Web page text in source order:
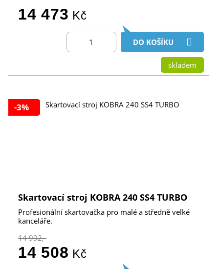
14 473 Kč
DO KOŠÍKU
skladem
-3%
Skartovací stroj KOBRA 240 SS4 TURBO
Profesionální skartovačka pro malé a středně velké
kanceláře.
14 992,-
14 508 Kč